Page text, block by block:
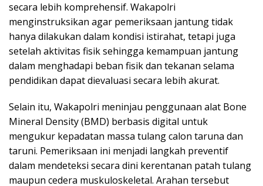
secara lebih komprehensif. Wakapolri
menginstruksikan agar pemeriksaan jantung tidak
hanya dilakukan dalam kondisi istirahat, tetapi juga
setelah aktivitas fisik sehingga kemampuan jantung
dalam menghadapi beban fisik dan tekanan selama
pendidikan dapat dievaluasi secara lebih akurat.
Selain itu, Wakapolri meninjau penggunaan alat Bone
Mineral Density (BMD) berbasis digital untuk
mengukur kepadatan massa tulang calon taruna dan
taruni. Pemeriksaan ini menjadi langkah preventif
dalam mendeteksi secara dini kerentanan patah tulang
maupun cedera muskuloskeletal. Arahan tersebut